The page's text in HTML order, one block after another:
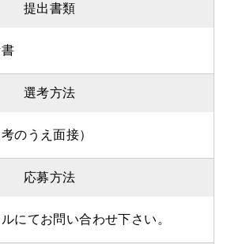
提出書類
選考方法
のうえ面接）
応募方法
にてお問い合わせ下さい。